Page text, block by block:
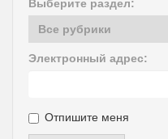
Выберите раздел:
Электронный адрес:
Отпишите меня